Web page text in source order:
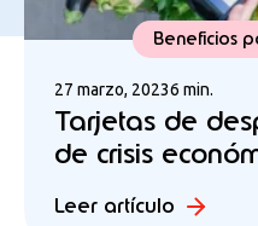
Beneficios
27 marzo, 20236 min.
Tarjetas de
de crisis
Leer artículo